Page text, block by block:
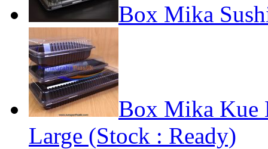
Box Mika
Box Mika Kue
Large (Stock : Ready)